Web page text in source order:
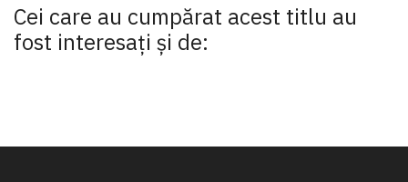
Cei care au cumpărat acest titlu au
fost interesaţi şi de: